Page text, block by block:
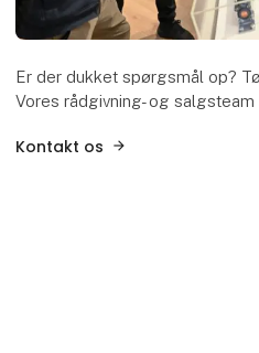
Er der dukket spørgsmål op?
Vores rådgivning- og salgsteam
Kontakt os